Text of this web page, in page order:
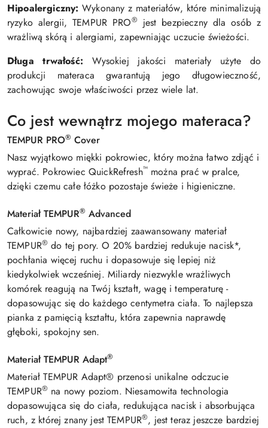
Hipoalergiczny: Wykonany z materiałów, które minimalizują
ryzyko alergii, TEMPUR PRO®
jest bezpieczny dla osób z
wrażliwą skórą i alergiami, zapewniając uczucie świeżości.
Długa trwałość:
Wysokiej jakości materiały użyte do
produkcji materaca gwarantują jego długowieczność,
zachowując swoje właściwości przez wiele lat.
Co jest wewnątrz mojego materaca?
TEMPUR PRO® Cover
Nasz wyjątkowo miękki pokrowiec, który można łatwo zdjąć i
wyprać. Pokrowiec QuickRefresh™ można prać w pralce,
dzięki czemu całe łóżko pozostaje świeże i higieniczne.
Materiał TEMPUR® Advanced
Całkowicie nowy, najbardziej zaawansowany materiał
TEMPUR® do tej pory. O 20% bardziej redukuje nacisk*,
pochłania więcej ruchu i dopasowuje się lepiej niż
kiedykolwiek wcześniej. Miliardy niezwykle wrażliwych
komórek reagują na Twój kształt, wagę i temperaturę -
dopasowując się do każdego centymetra ciała. To najlepsza
pianka z pamięcią kształtu, która zapewnia naprawdę
głęboki, spokojny sen.
Materiał TEMPUR Adapt®
Materiał TEMPUR Adapt® przenosi unikalne odczucie
TEMPUR® na nowy poziom. Niesamowita technologia
dopasowująca się do ciała, redukująca nacisk i absorbująca
ruch, z której znany jest TEMPUR®, jest teraz jeszcze bardziej